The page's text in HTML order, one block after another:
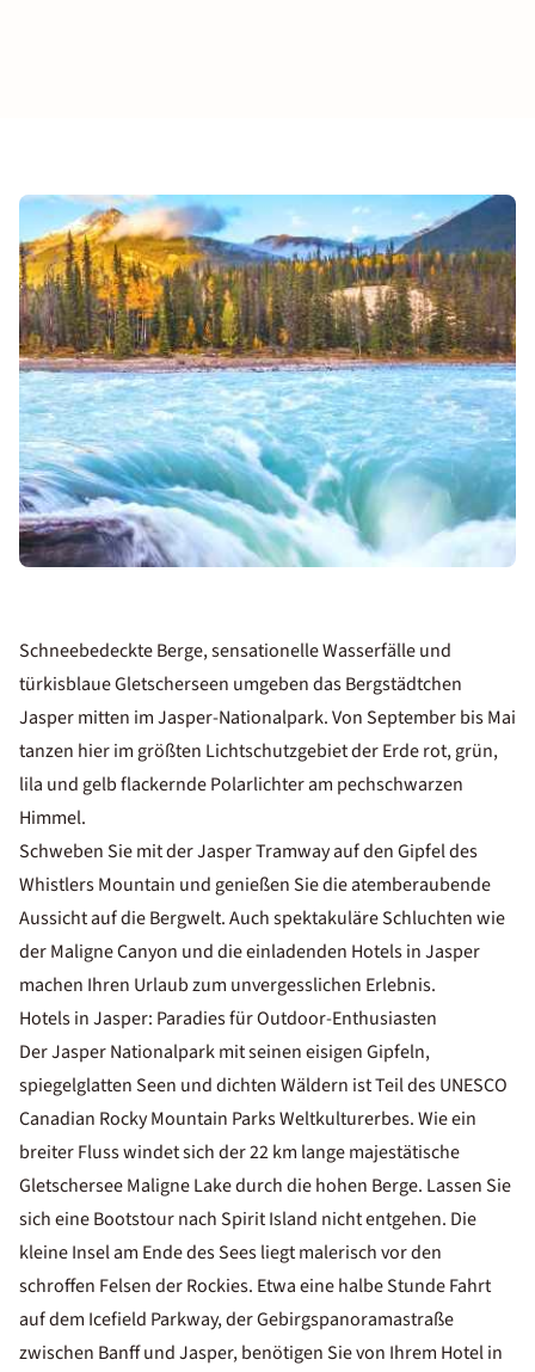
Schneebedeckte Berge, sensationelle Wasserfälle und
türkisblaue Gletscherseen umgeben das Bergstädtchen
Jasper mitten im Jasper-Nationalpark. Von September bis Mai
tanzen hier im größten Lichtschutzgebiet der Erde rot, grün,
lila und gelb flackernde Polarlichter am pechschwarzen
Himmel.
Schweben Sie mit der Jasper Tramway auf den Gipfel des
Whistlers Mountain und genießen Sie die atemberaubende
Aussicht auf die Bergwelt. Auch spektakuläre Schluchten wie
der Maligne Canyon und die einladenden Hotels in Jasper
machen Ihren Urlaub zum unvergesslichen Erlebnis.
Hotels in Jasper: Paradies für Outdoor-Enthusiasten
Der Jasper Nationalpark mit seinen eisigen Gipfeln,
spiegelglatten Seen und dichten Wäldern ist Teil des UNESCO
Canadian Rocky Mountain Parks Weltkulturerbes. Wie ein
breiter Fluss windet sich der 22 km lange majestätische
Gletschersee Maligne Lake durch die hohen Berge. Lassen Sie
sich eine Bootstour nach Spirit Island nicht entgehen. Die
kleine Insel am Ende des Sees liegt malerisch vor den
schroffen Felsen der Rockies. Etwa eine halbe Stunde Fahrt
auf dem Icefield Parkway, der Gebirgspanoramastraße
zwischen Banff und Jasper, benötigen Sie von Ihrem Hotel in